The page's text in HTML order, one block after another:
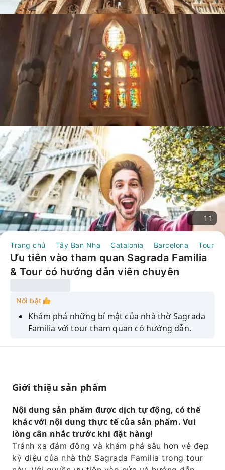
11
Trang chủ Tây Ban Nha Catalonia Barcelona Tour
Ưu tiên vào tham quan Sagrada Familia
& Tour có hướng dẫn viên chuyên
Nổi bật
Khám phá những bí mật của nhà thờ Sagrada
Familia với tour tham quan có hướng dẫn.
Hãy chiêm ngưỡng những cột trụ cao vút,
Tìm hiểu về cuộc đời và tầm nhìn của Gaudí
cũng như thiết kế của vương cung thánh
đường.
Sau chuyến tham quan, bạn có thể tự do
khám phá nhà thờ theo tốc độ của riêng
mình.
Giới thiệu sản phẩm
Nội dung sản phẩm được dịch tự động, có thể
khác với nội dung thực tế của sản phẩm. Vui
lòng cân nhắc trước khi đặt hàng!
Tránh xa đám đông và khám phá sâu hơn vẻ đẹp
kỳ diệu của nhà thờ Sagrada Familia trong tour